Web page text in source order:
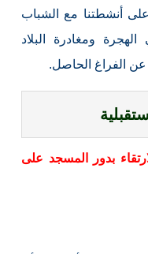
أنشطتنا مع الشباب
ومغادرة البلاد
الفراغ الحاصل.
بدور المسجد على